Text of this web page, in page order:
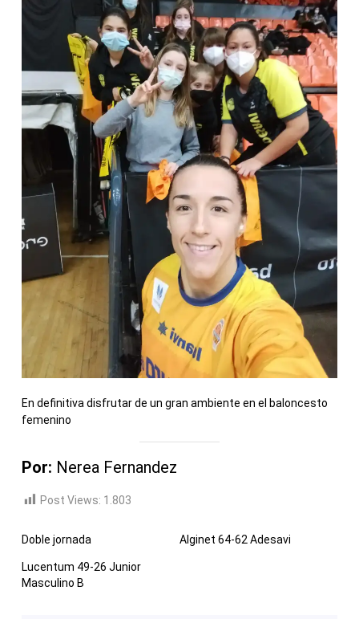
En definitiva disfrutar de un gran ambiente en el baloncesto
femenino
Por: Nerea Fernandez
Post Views: 1.803
Doble jornada Alginet 64-62 Adesavi
Lucentum 49-26 Junior
Masculino B